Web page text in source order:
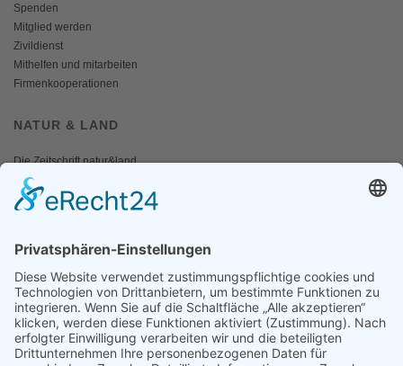
Spenden
Mitglied werden
Zivildienst
Mithelfen und mitarbeiten
Firmenkooperationen
NATUR & LAND
Die Zeitschrift natur&land
Archiv
Mediadaten
Fotos und Logos
Presseaussendungen
Presse
Presseinformationen abonnieren